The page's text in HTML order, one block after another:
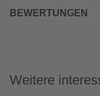
BEWERTUNGEN
Weitere